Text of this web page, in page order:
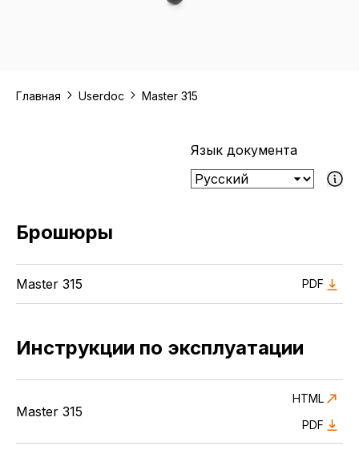
Главная Userdoc Master 315
Язык документа
Если
Брошюры
Master 315 PDF
Инструкции по эксплуатации
Master 315
HTML
PDF